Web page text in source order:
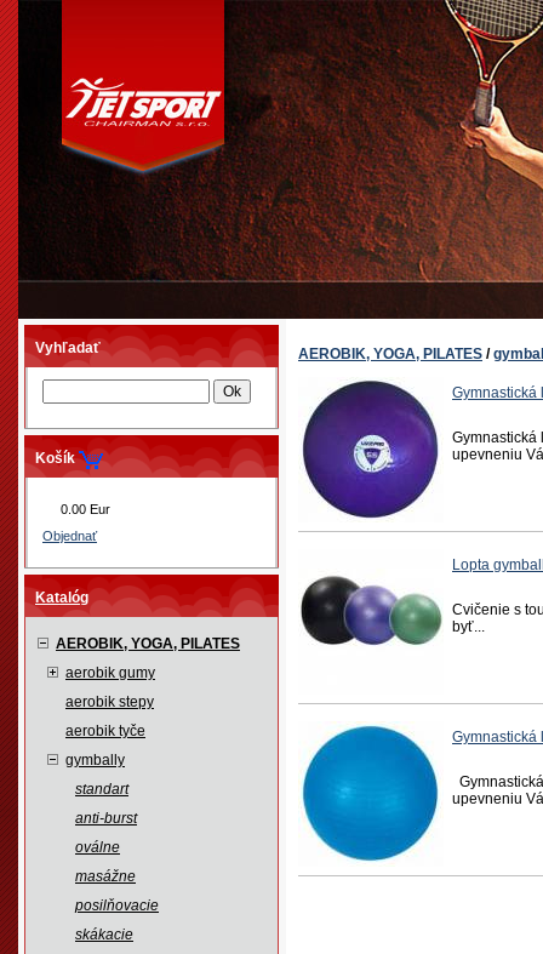
Vyhľadať
Košík
0.00 Eur
Objednať
Katalóg
AEROBIK, YOGA, PILATES
aerobik gumy
aerobik stepy
aerobik tyče
gymbally
standart
anti-burst
oválne
masážne
posilňovacie
skákacie
AEROBIK, YOGA, PILATES /
Gymnastická
Gymnastická
upevneniu
Lopta
Cvičenie s
byť...
Gymnastická
upevneniu